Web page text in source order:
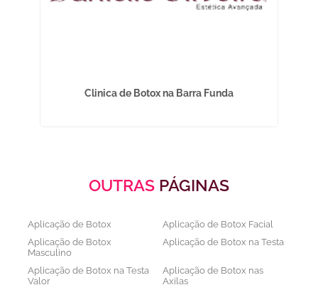
Clinica de Botox na Barra Funda
OUTRAS PÁGINAS
Aplicação de Botox
Aplicação de Botox Facial
Aplicação de Botox
Masculino
Aplicação de Botox na Testa
Aplicação de Botox na Testa
Valor
Aplicação de Botox nas
Axilas